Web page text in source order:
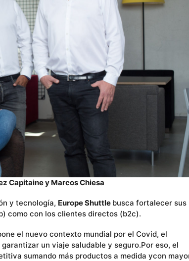
Capitaine y Marcos Chiesa
y tecnología, Europe Shuttle busca fortalecer sus
como con los clientes directos (b2c).
el nuevo contexto mundial por el Covid, el
un viaje saludable y seguro.Por eso, el
sumando más productos a medida ycon